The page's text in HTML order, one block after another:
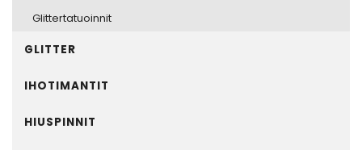
Glittertatuoinnit
GLITTER
IHOTIMANTIT
HIUSPINNIT